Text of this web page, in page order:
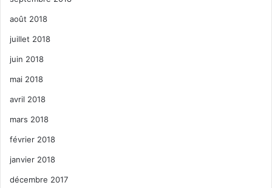
août 2018
juillet 2018
juin 2018
mai 2018
avril 2018
mars 2018
février 2018
janvier 2018
décembre 2017